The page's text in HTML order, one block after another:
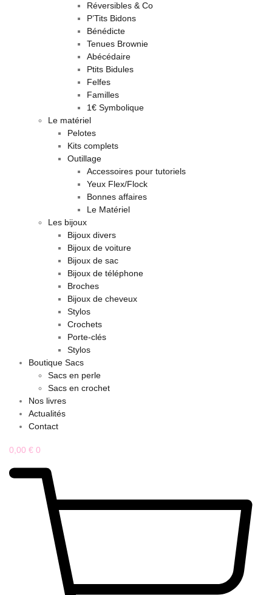
Réversibles & Co
P’Tits Bidons
Bénédicte
Tenues Brownie
Abécédaire
Ptits Bidules
Felfes
Familles
1€ Symbolique
Le matériel
Pelotes
Kits complets
Outillage
Accessoires pour tutoriels
Yeux Flex/Flock
Bonnes affaires
Le Matériel
Les bijoux
Bijoux divers
Bijoux de voiture
Bijoux de sac
Bijoux de téléphone
Broches
Bijoux de cheveux
Stylos
Crochets
Porte-clés
Stylos
Boutique Sacs
Sacs en perle
Sacs en crochet
Nos livres
Actualités
Contact
0,00 € 0